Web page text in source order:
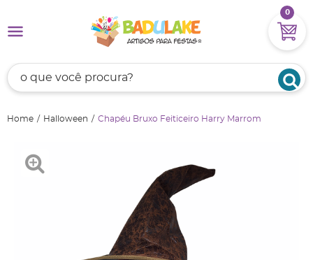
0
Home Halloween Chapéu Bruxo Feiticeiro Harry Marrom